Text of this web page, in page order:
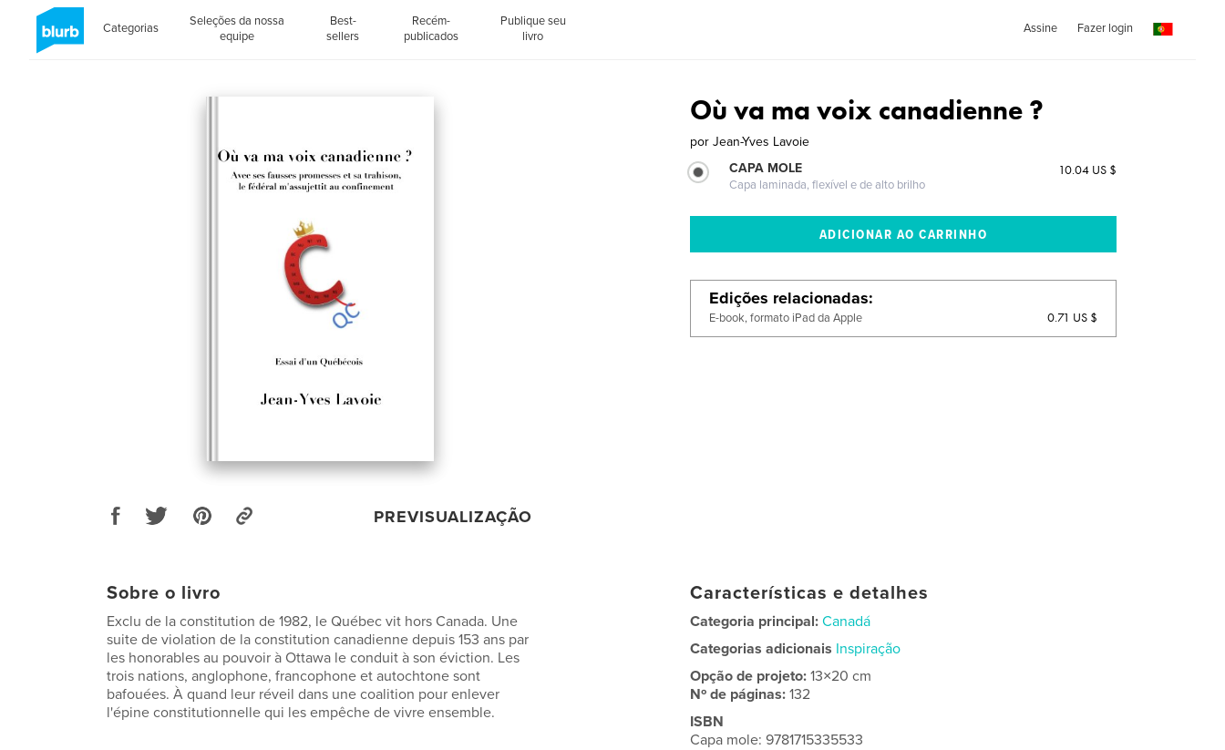
Categorias
Seleções da nossa
equipe
Best-
sellers
Recém-
publicados
Publique seu
livro
Assine Fazer login
PREVISUALIZAÇÃO
Où va ma voix canadienne ?
por Jean-Yves Lavoie
CAPA MOLE
Capa laminada, flexível e de alto brilho
10.04 US $
Edições relacionadas
E-book, formato iPad da Apple 0.71 US $
Sobre o livro
Exclu de la constitution de 1982, le Québec vit hors Canada. Une
suite de violation de la constitution canadienne depuis 153 ans par
les honorables au pouvoir à Ottawa le conduit à son éviction. Les
trois nations, anglophone, francophone et autochtone sont
bafouées. À quand leur réveil dans une coalition pour enlever
l'épine constitutionnelle qui les empêche de vivre ensemble.
Características e detalhes
Categoria principal: Canadá
Categorias adicionais Inspiração
Opção de projeto:13×20 cm
Nº de páginas:132
ISBN
Capa mole: 9781715335533